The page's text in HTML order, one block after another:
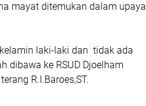
mayat ditemukan dalam upaya
laki-laki dan tidak ada
dibawa ke RSUD Djoelham
R.I.Baroes,ST.